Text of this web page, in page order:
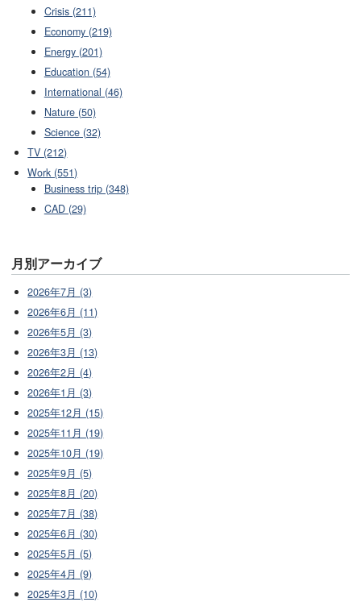
Crisis (211)
Economy (219)
Energy (201)
Education (54)
International (46)
Nature (50)
Science (32)
TV (212)
Work (551)
Business trip (348)
CAD (29)
月別アーカイブ
2026年7月 (3)
2026年6月 (11)
2026年5月 (3)
2026年3月 (13)
2026年2月 (4)
2026年1月 (3)
2025年12月 (15)
2025年11月 (19)
2025年10月 (19)
2025年9月 (5)
2025年8月 (20)
2025年7月 (38)
2025年6月 (30)
2025年5月 (5)
2025年4月 (9)
2025年3月 (10)